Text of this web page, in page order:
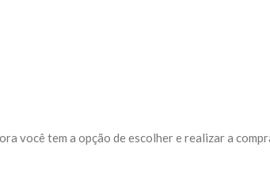
você tem a opção de escolher e realizar a